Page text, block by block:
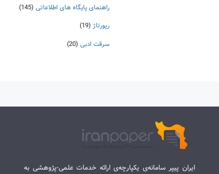
راهنمای پایگاه های اطلاعاتی (145)
رپورتاژ (19)
سرقت ادبی (20)
ایران پیپر سامانه‌ی یکپارچه‌ی ارائه خدمات علمی-پژوهشی به